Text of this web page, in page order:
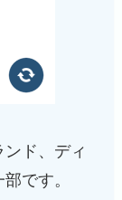
ド、ディ
です。